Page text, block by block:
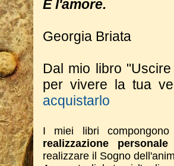
E l'amore.
Georgia Briata
Dal mio libro
per vivere la tua
acquistarlo
I miei libri
realizzazione
realizzare il Sogno